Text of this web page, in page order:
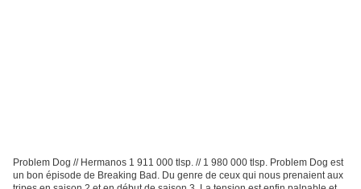
Problem Dog // Hermanos 1 911 000 tlsp. // 1 980 000 tlsp. Problem Dog est
un bon épisode de Breaking Bad. Du genre de ceux qui nous prenaient aux